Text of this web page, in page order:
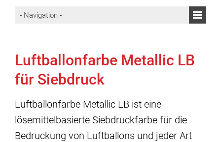
Luftballonfarbe Metallic LB
für Siebdruck
Luftballonfarbe Metallic LB ist eine
lösemittelbasierte Siebdruckfarbe für die
Bedruckung von Luftballons und jeder Art